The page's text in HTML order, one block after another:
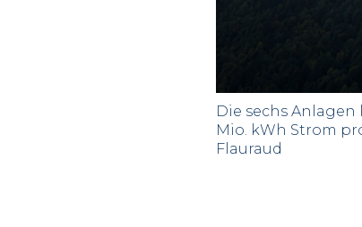
Die sechs
Mio. kWh Strom
Flauraud